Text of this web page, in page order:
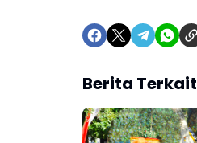
Berita Terkait